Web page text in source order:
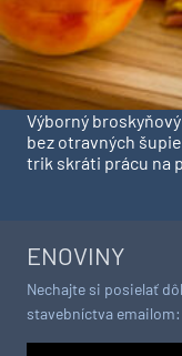
Výborný
bez otravných
trik skráti prácu na
ENOVINY
Nechajte si posielať
stavebníctva emailom: